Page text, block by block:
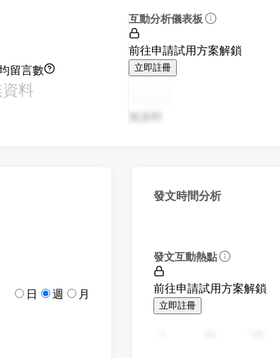
留言數
料
互動分析儀表板
前往申請試用方案解鎖
立即註冊
無資料
日 週 月
發文時間分析
發文互動熱點
前往申請試用方案解鎖
立即註冊